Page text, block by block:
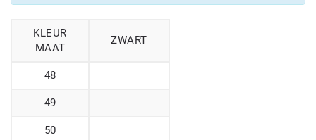
KLEUR
MAAT
ZWART
48
49
50